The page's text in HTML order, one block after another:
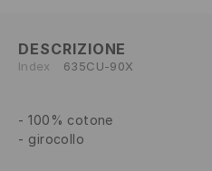
DESCRIZIONE
Index 635CU-90X
100% cotone
girocollo